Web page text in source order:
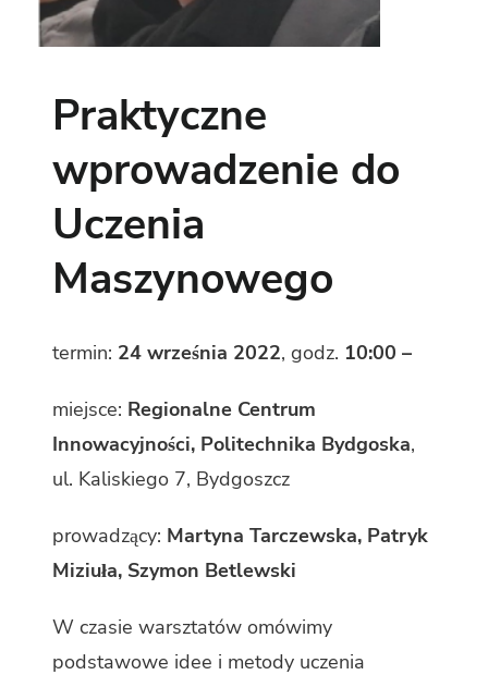
Praktyczne
wprowadzenie do
Uczenia
Maszynowego
termin: 24 września 2022, godz. 10:00 –
miejsce: Regionalne Centrum
Innowacyjności, Politechnika Bydgoska,
ul. Kaliskiego 7, Bydgoszcz
prowadzący: Martyna Tarczewska, Patryk
Miziuła, Szymon Betlewski
W czasie warsztatów omówimy
podstawowe idee i metody uczenia